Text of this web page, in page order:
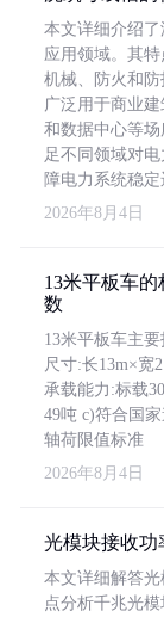
本文详细介绍
应用领域。其特
机械、防火和防
广泛用于商业
和数据中心等
足不同领域对
障电力系统稳定
2026年8月4日
13米平板车
数
13米平板车主
尺寸:长13m×宽
承载能力:标载
49吨 c)符合国
轴荷限值标准
2026年8月4日
光模块接收功
本文详细解答
点分析千兆光